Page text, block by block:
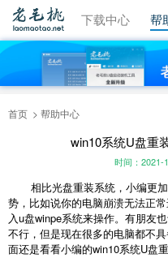
视频教程 下载中心 帮
首页 帮助中心
win10系统U盘重
时间：2021-
相比光盘重装系统，小编更加
势，比如说你的电脑崩溃无法正
入u盘winpe系统来操作。有朋友
不行，但是现在很多的电脑都不
面还是看看小编的win10系统U盘